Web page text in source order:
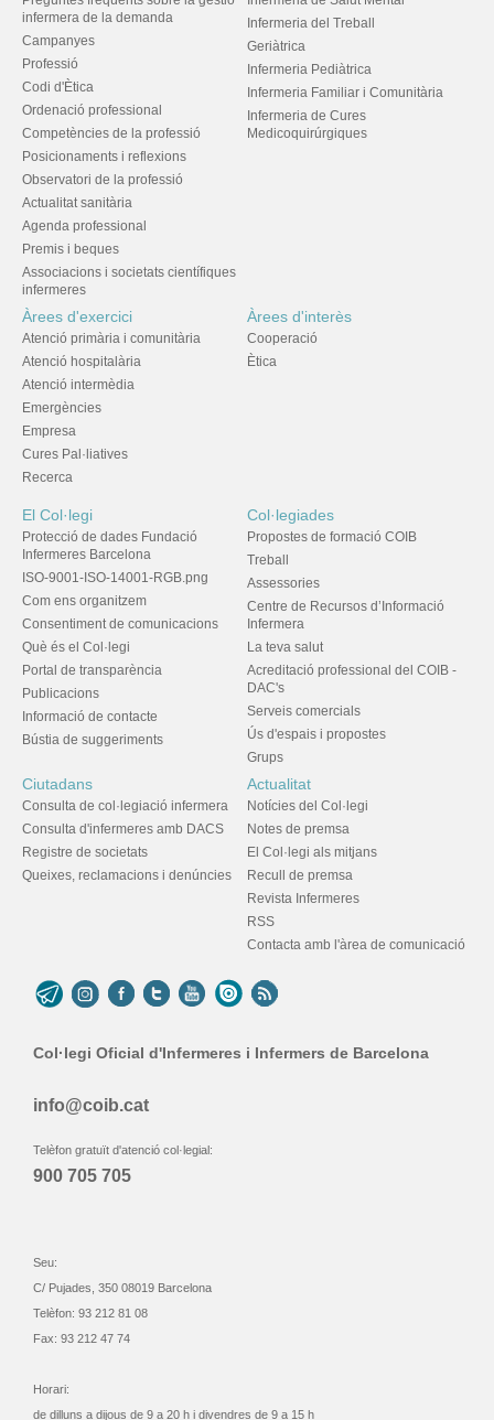
infermera de la demanda
Campanyes
Professió
Codi d'Ètica
Ordenació professional
Competències de la professió
Posicionaments i reflexions
Observatori de la professió
Actualitat sanitària
Agenda professional
Premis i beques
Associacions i societats científiques
infermeres
Infermeria del Treball
Geriàtrica
Infermeria Pediàtrica
Infermeria Familiar i Comunitària
Infermeria de Cures
Medicoquirúrgiques
Àrees d'exercici
Atenció primària i comunitària
Atenció hospitalària
Atenció intermèdia
Emergències
Empresa
Cures Pal·liatives
Recerca
Àrees d'interès
Cooperació
Ètica
El Col·legi
Protecció de dades Fundació
Infermeres Barcelona
ISO-9001-ISO-14001-RGB.png
Com ens organitzem
Consentiment de comunicacions
Què és el Col·legi
Portal de transparència
Publicacions
Informació de contacte
Bústia de suggeriments
Col·legiades
Propostes de formació COIB
Treball
Assessories
Centre de Recursos d’Informació
Infermera
La teva salut
Acreditació professional del COIB -
DAC's
Serveis comercials
Ús d'espais i propostes
Grups
Ciutadans
Consulta de col·legiació infermera
Consulta d'infermeres amb DACS
Registre de societats
Queixes, reclamacions i denúncies
Actualitat
Notícies del Col·legi
Notes de premsa
El Col·legi als mitjans
Recull de premsa
Revista Infermeres
RSS
Contacta amb l'àrea de comunicació
Col·legi Oficial d'Infermeres i Infermers de Barcelona
info@coib.cat
Telèfon gratuït d'atenció col·legial:
900 705 705
Seu:
C/ Pujades, 350 08019 Barcelona
Telèfon: 93 212 81 08
Fax: 93 212 47 74
Horari:
de dilluns a dijous de 9 a 20 h i divendres de 9 a 15 h